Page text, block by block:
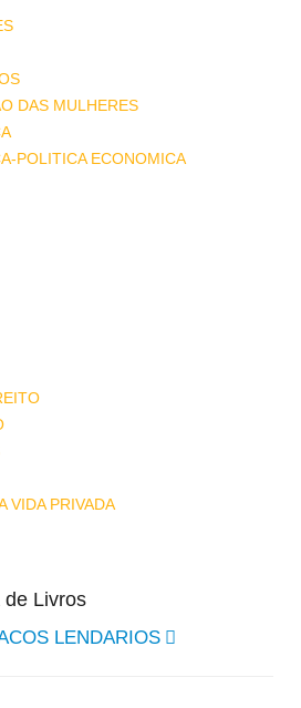
DAS MULHERES
POLITICA ECONOMICA
VIDA PRIVADA
de Livros
LENDARIOS